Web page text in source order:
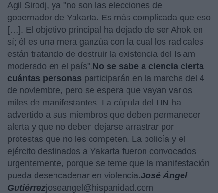
Agil Sirodj, ya "no son las elecciones del
gobernador de Yakarta. Es más complicada que eso
[…]. El objetivo principal ha dejado de ser Ahok en
sí; él es una mera ganzúa con la cual los radicales
están tratando de destruir la existencia del Islam
moderado en el país".No se sabe a ciencia cierta
cuántas personas participarán en la marcha del 4
de noviembre, pero se espera que vayan varios
miles de manifestantes. La cúpula del UN ha
advertido a sus miembros que deben permanecer
alerta y que no deben dejarse arrastrar por
protestas que no les competen. La policía y el
ejército destinados a Yakarta fueron convocados
urgentemente, porque se teme que la manifestación
pueda desencadenar en violencia.José Ángel
Gutiérrezjoseangel@hispanidad.com